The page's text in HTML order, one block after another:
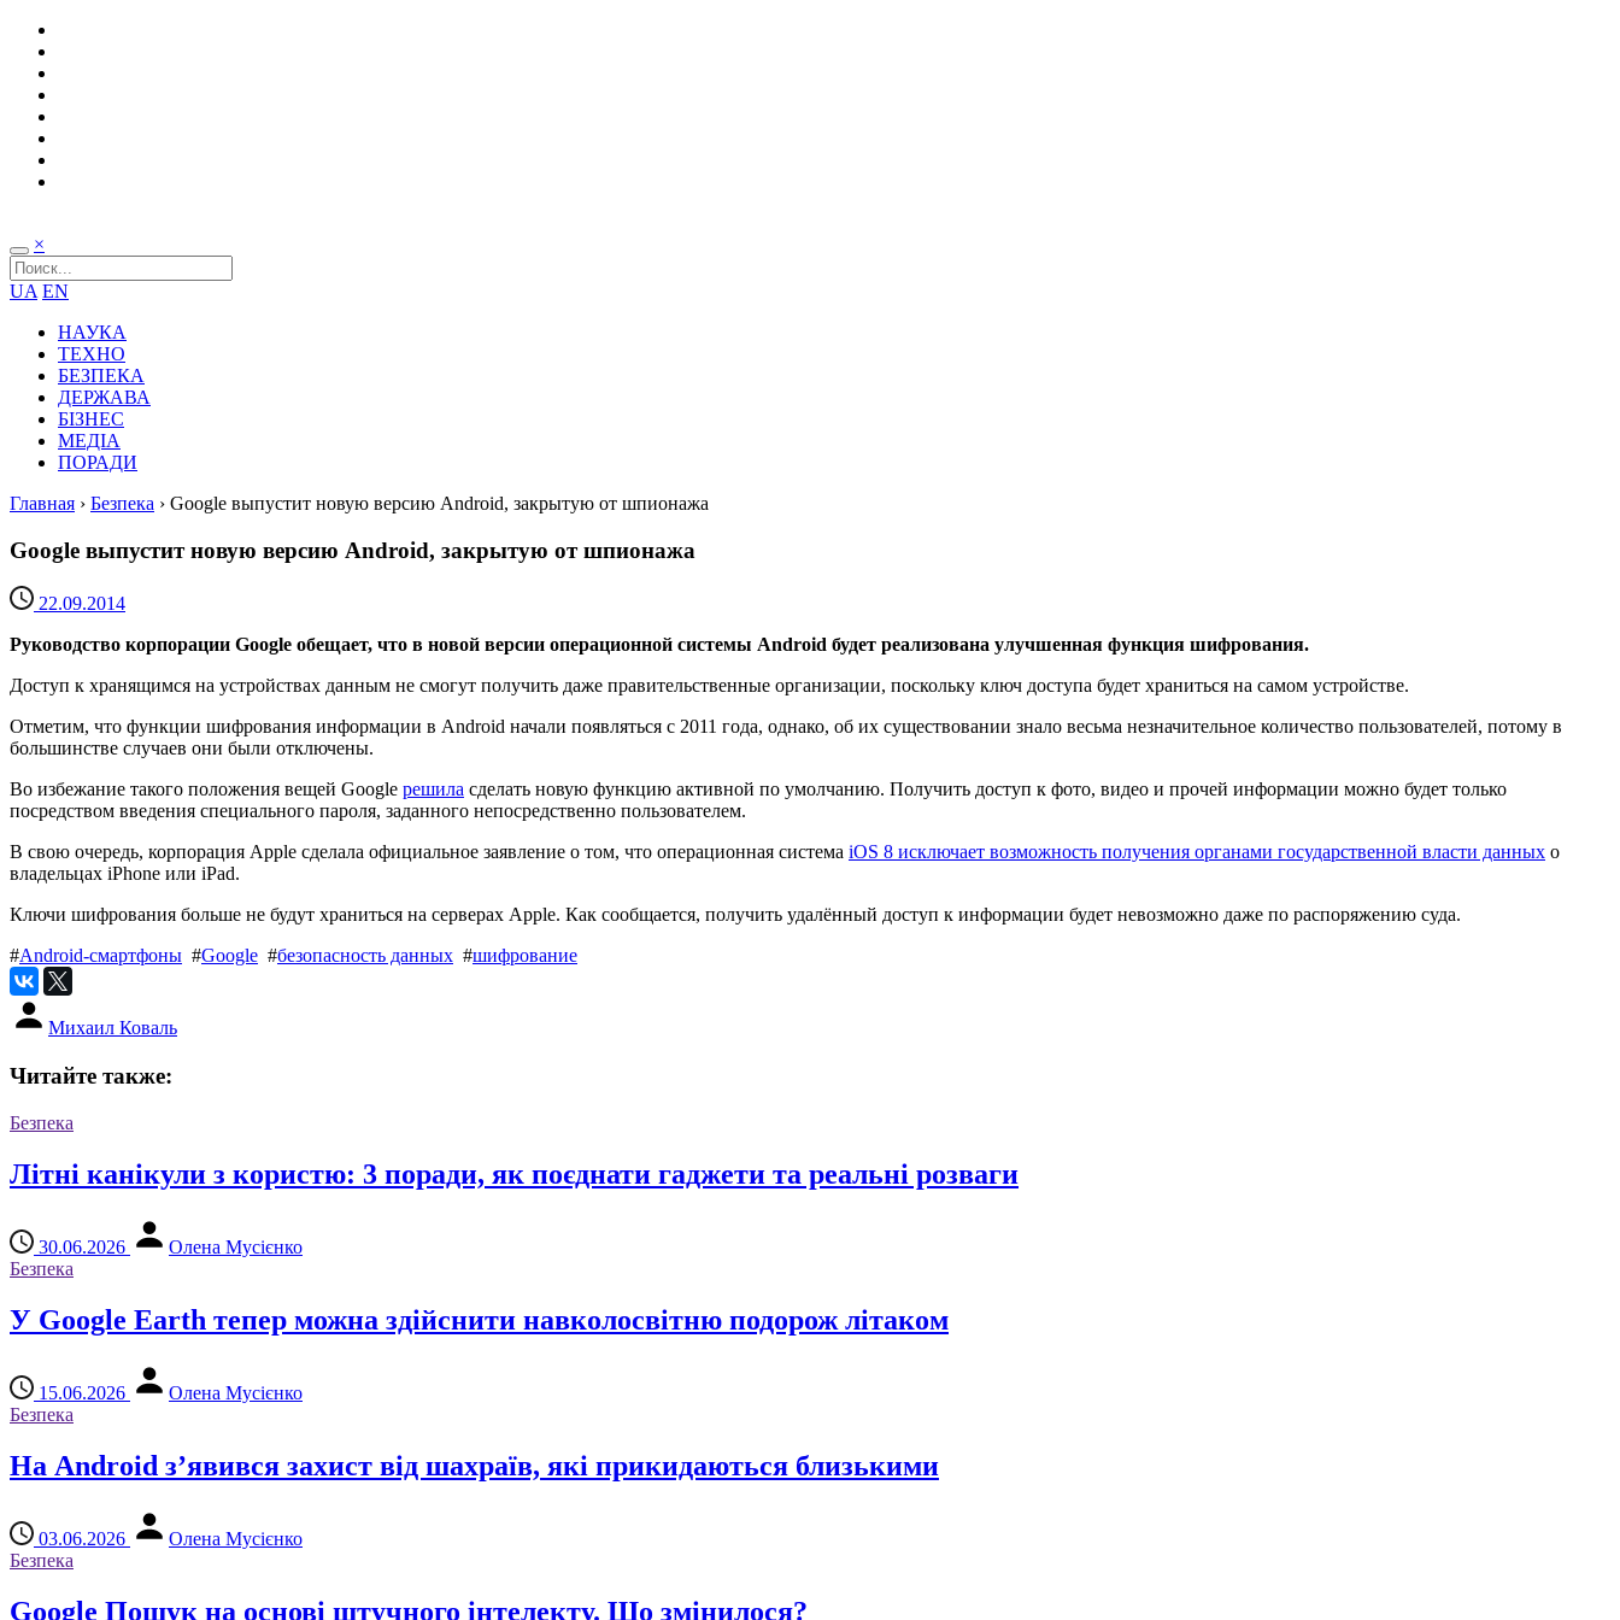
×
UA EN
НАУКА
ТЕХНО
БЕЗПЕКА
ДЕРЖАВА
БІЗНЕС
МЕДІА
ПОРАДИ
Главная › Безпека › Google выпустит новую версию Android, закрытую от шпионажа
Google выпустит новую версию Android, закрытую от шпионажа
22.09.2014
Руководство корпорации Google обещает, что в новой версии операционной системы Android будет реализована улучшенная функция шифрования.
Доступ к хранящимся на устройствах данным не смогут получить даже правительственные организации, поскольку ключ доступа будет храниться на самом устройстве.
Отметим, что функции шифрования информации в Android начали появляться с 2011 года, однако, об их существовании знало весьма незначительное количество пользователей, потому в
большинстве случаев они были отключены.
Во избежание такого положения вещей Google решила сделать новую функцию активной по умолчанию. Получить доступ к фото, видео и прочей информации можно будет только
посредством введения специального пароля, заданного непосредственно пользователем.
В свою очередь, корпорация Apple сделала официальное заявление о том, что операционная система iOS 8 исключает возможность получения органами государственной власти данных о
владельцах iPhone или iPad.
Ключи шифрования больше не будут храниться на серверах Apple. Как сообщается, получить удалённый доступ к информации будет невозможно даже по распоряжению суда.
#Android-смартфоны #Google #безопасность данных #шифрование
Михаил Коваль
Читайте также:
Безпека
Літні канікули з користю: 3 поради, як поєднати гаджети та реальні розваги
30.06.2026
Олена Мусієнко
Безпека
У Google Earth тепер можна здійснити навколосвітню подорож літаком
15.06.2026
Олена Мусієнко
Безпека
На Android з’явився захист від шахраїв, які прикидаються близькими
03.06.2026
Олена Мусієнко
Безпека
Google Пошук на основі штучного інтелекту. Що змінилося?